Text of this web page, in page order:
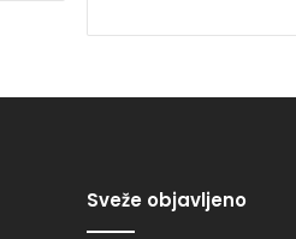
Sveže objavljeno